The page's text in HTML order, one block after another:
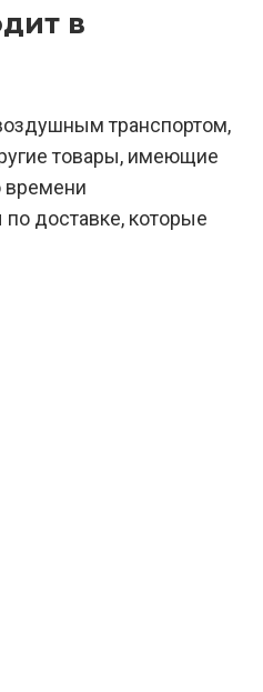
в
транспортом,
товары, имеющие
времени
доставке, которые